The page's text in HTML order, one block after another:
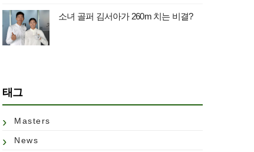
소녀 골퍼 김서아가 260m 치는 비결?
태그
Masters
News